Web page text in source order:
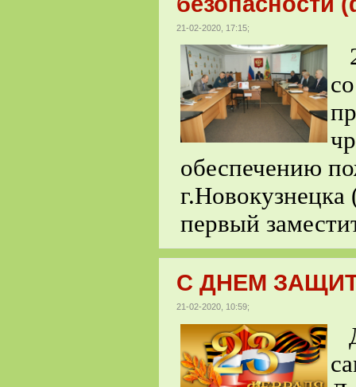
21-02-2020, 17:15;
обеспечению
первый
С ДНЕМ
21-02-2020, 10:59;